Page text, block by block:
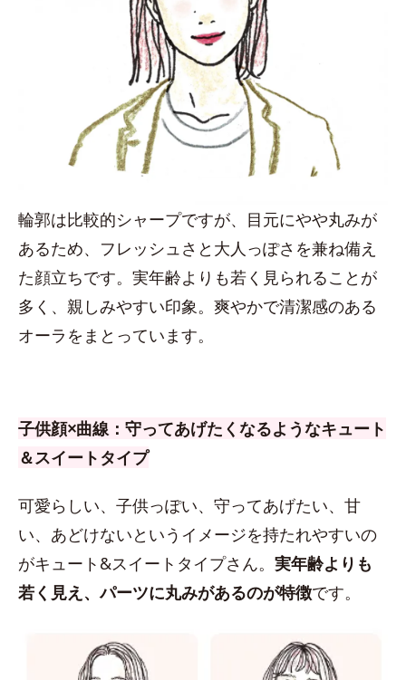
輪郭は比較的シャープですが、目元にやや丸みが
あるため、フレッシュさと大人っぽさを兼ね備え
た顔立ちです。実年齢よりも若く見られることが
多く、親しみやすい印象。爽やかで清潔感のある
オーラをまとっています。
子供顔×曲線：守ってあげたくなるようなキュート
＆スイートタイプ
可愛らしい、子供っぽい、守ってあげたい、甘
い、あどけないというイメージを持たれやすいの
がキュート&スイートタイプさん。 実年齢よりも
若く見え、パーツに丸みがあるのが特徴です。